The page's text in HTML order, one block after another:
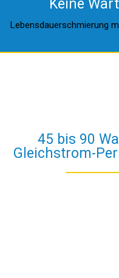
Keine
Lebensdauerschmierung
45 bis 90
Gleichstrom-